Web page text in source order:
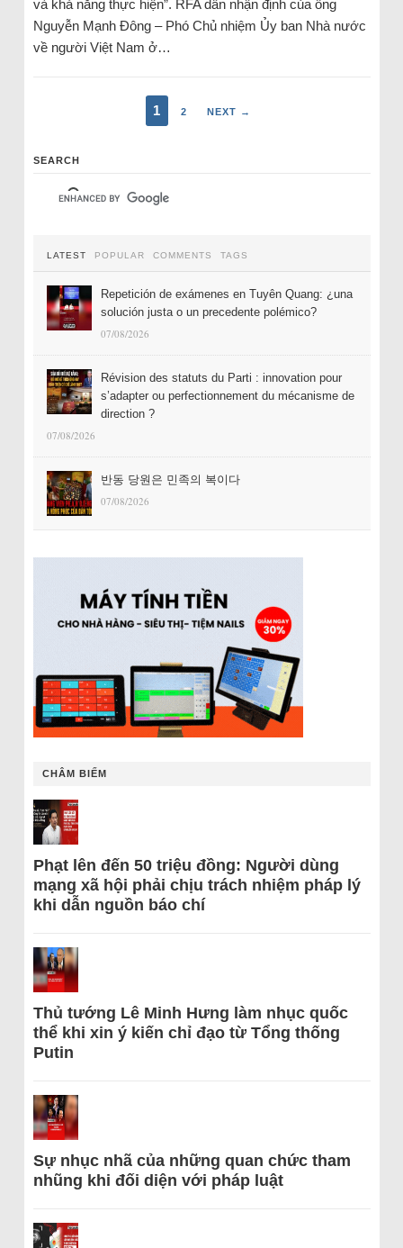
và khả năng thực hiện”. RFA dẫn nhận định của ông
Nguyễn Mạnh Đông – Phó Chủ nhiệm Ủy ban Nhà nước
về người Việt Nam ở…
1 2 NEXT →
SEARCH
LATEST POPULAR COMMENTS TAGS
Repetición de exámenes en Tuyên Quang: ¿una
solución justa o un precedente polémico?
07/08/2026
Révision des statuts du Parti : innovation pour
s’adapter ou perfectionnement du mécanisme de
direction ?
07/08/2026
반동 당원은 민족의 복이다
07/08/2026
CHÂM BIẾM
Phạt lên đến 50 triệu đồng: Người dùng
mạng xã hội phải chịu trách nhiệm pháp lý
khi dẫn nguồn báo chí
Thủ tướng Lê Minh Hưng làm nhục quốc
thể khi xin ý kiến chỉ đạo từ Tổng thống
Putin
Sự nhục nhã của những quan chức tham
nhũng khi đối diện với pháp luật